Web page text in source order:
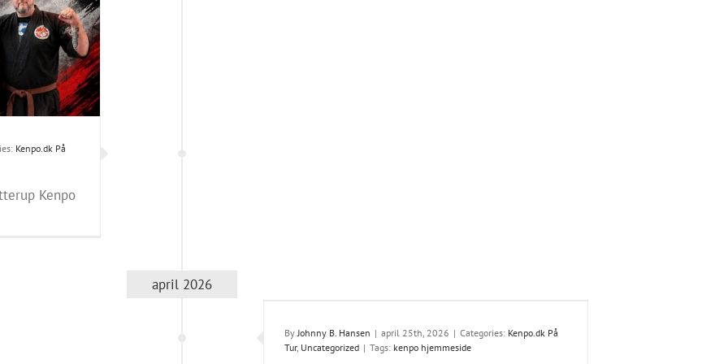
Kenpo.dk På
Kenpo
april 2026
ByJohnny B. Hansen | april 25th, 2026 | Categories: Kenpo.dk På
Tur, Uncategorized | Tags: kenpo hjemmeside